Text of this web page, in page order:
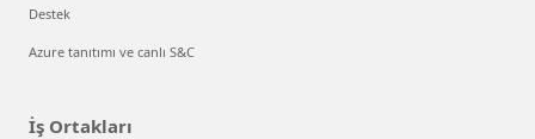
Destek
Azure tanıtımı ve canlı S&C
İş Ortakları